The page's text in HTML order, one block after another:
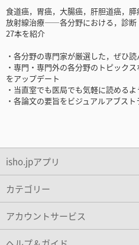
食道癌，胃癌，大腸癌，肝胆道癌，膵
放射線治療――各分野における，診断
27本を紹介
・各分野の専門家が厳選した，ぜひ
・専門・専門外の各分野のトピック
をアップデート
・当直室でも医局でも気軽に読める
・各論文の要旨をビジュアルアブス
isho.jpアプリ
カテゴリー
アカウントサービス